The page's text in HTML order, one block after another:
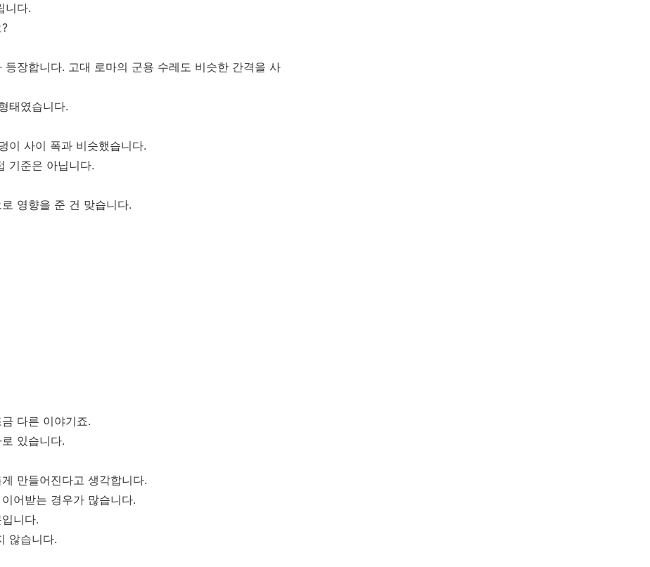
니다.
장합니다. 고대 로마의 군용 수레도 비슷한 간격을 사
태였습니다.
이 사이 폭과 비슷했습니다.
기준은 아닙니다.
영향을 준 건 맞습니다.
다른 이야기죠.
있습니다.
만들어진다고 생각합니다.
어받는 경우가 많습니다.
니다.
않습니다.